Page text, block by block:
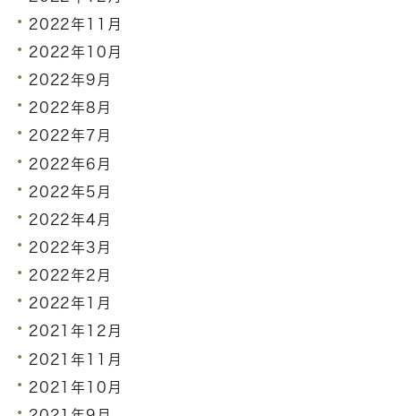
2022年11月
2022年10月
2022年9月
2022年8月
2022年7月
2022年6月
2022年5月
2022年4月
2022年3月
2022年2月
2022年1月
2021年12月
2021年11月
2021年10月